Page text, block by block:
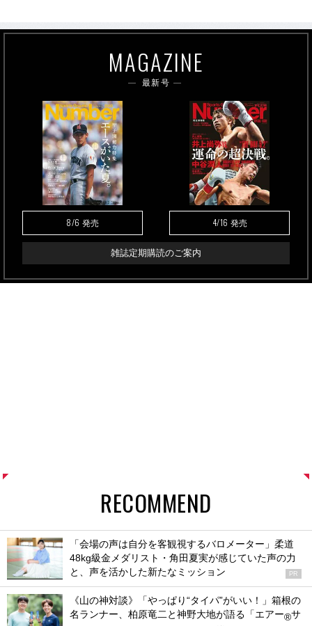
MAGAZINE
最新号
8/6 発売 4/16 発売
雑誌定期購読のご案内
RECOMMEND
「会場の声は自分を客観視するバロメーター」柔道
48kg級金メダリスト・角田夏実が感じていた声の力
と、声を活かした新たなミッション
PR
《山の神対談》「やっぱり“タイパ”がいい！」箱根の
名ランナー、柏原竜二と神野大地が語る「エアー®サ